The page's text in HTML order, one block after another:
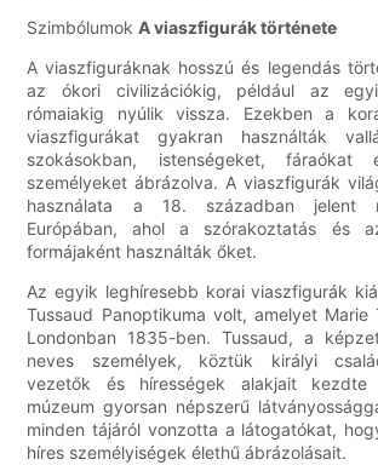
SzimbólumokA viaszfigurák története
A viaszfiguráknak hosszú és legendás
az ókori civilizációkig, például az
rómaiakig nyúlik vissza. Ezekben a
viaszfigurákat gyakran használták
szokásokban, istenségeket,
személyeket ábrázolva. A viaszfigurák
használata a 18. században jelent
Európában, ahol a szórakoztatás és
formájaként használták őket.
Az egyik leghíresebb korai viaszfigurák
Tussaud Panoptikuma volt, amelyet Marie
Londonban 1835-ben. Tussaud, a
neves személyek, köztük királyi
vezetők és hírességek alakjait
múzeum gyorsan népszerű
minden tájáról vonzotta a látogatókat,
híres személyiségek élethű ábrázolásait.